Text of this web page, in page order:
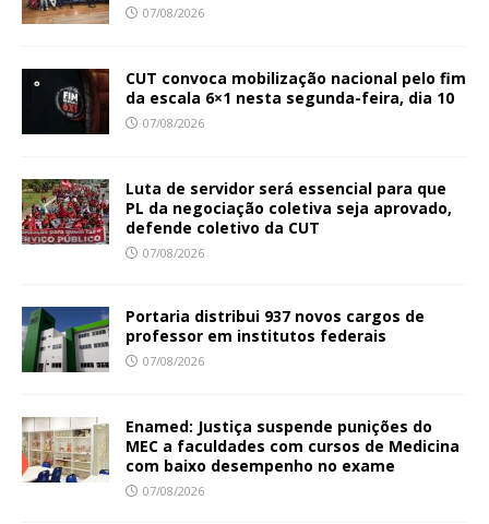
07/08/2026
CUT convoca mobilização nacional pelo fim
da escala 6×1 nesta segunda-feira, dia 10
07/08/2026
Luta de servidor será essencial para que
PL da negociação coletiva seja aprovado,
defende coletivo da CUT
07/08/2026
Portaria distribui 937 novos cargos de
professor em institutos federais
07/08/2026
Enamed: Justiça suspende punições do
MEC a faculdades com cursos de Medicina
com baixo desempenho no exame
07/08/2026